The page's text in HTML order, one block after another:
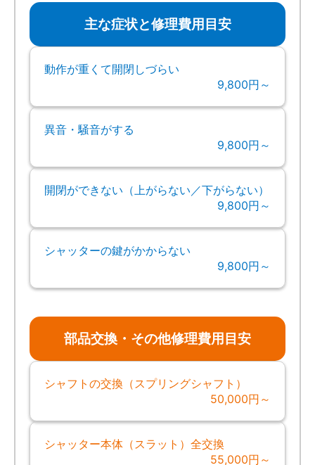
主な症状と修理費用目安
動作が重くて開閉しづらい
9,800円～
異音・騒音がする
9,800円～
開閉ができない（上がらない／下がらない）
9,800円～
シャッターの鍵がかからない
9,800円～
部品交換・その他修理費用目安
シャフトの交換（スプリングシャフト）
50,000円～
シャッター本体（スラット）全交換
55,000円～